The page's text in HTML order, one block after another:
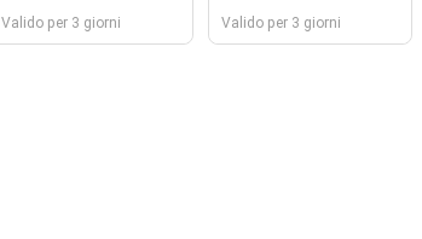
Valido per 3 giorni Valido per 3 giorni